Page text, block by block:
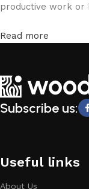
productive work or
online store, when
of furniture: both
Furniture
Furniture
creations -
be appreciated by
selected for you
Read more
Subscribe us:
Useful links
About Us